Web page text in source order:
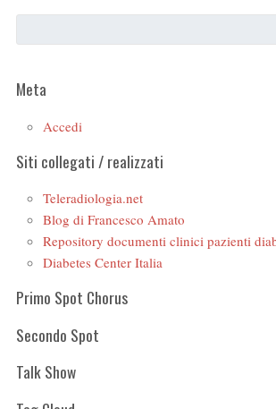
Meta
Accedi
Siti collegati / realizzati
Teleradiologia.net
Blog di Francesco Amato
Repository documenti clinici pazienti
Diabetes Center Italia
Primo Spot Chorus
Secondo Spot
Talk Show